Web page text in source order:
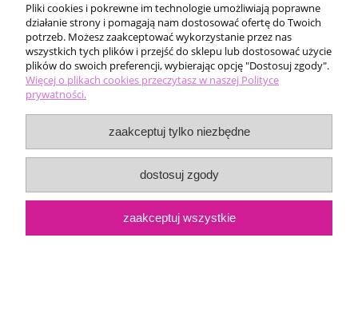
Pomoc
Moje konto
Płatności i dostawa
Informacje
Pliki cookies i pokrewne im technologie umożliwiają poprawne
działanie strony i pomagają nam dostosować ofertę do Twoich
potrzeb. Możesz zaakceptować wykorzystanie przez nas
wszystkich tych plików i przejść do sklepu lub dostosować użycie
plików do swoich preferencji, wybierając opcję "Dostosuj zgody".
Więcej o plikach cookies przeczytasz w naszej Polityce
prywatności.
zaakceptuj tylko niezbędne
dostosuj zgody
zaakceptuj wszystkie